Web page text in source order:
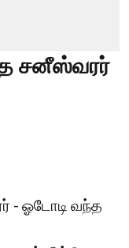
சனீஸ்வரர்
- ஓடோடி வந்த